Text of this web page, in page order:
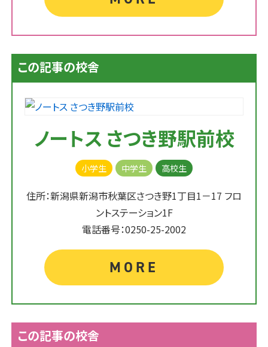
この記事の校舎
ノートス さつき野駅前校
小学生 中学生 高校生
住所：新潟県新潟市秋葉区さつき野1丁目1－17 フロ
ントステーション1F
電話番号：0250-25-2002
MORE
この記事の校舎